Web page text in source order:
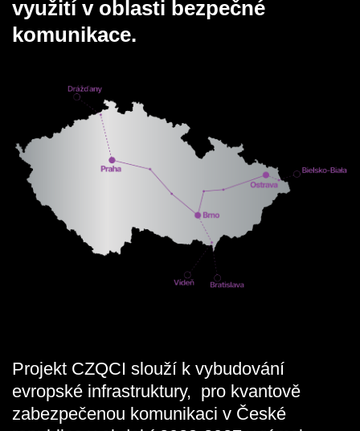
využití v oblasti bezpečné
komunikace.
Projekt CZQCI slouží k vybudování
evropské infrastruktury, pro kvantově
zabezpečenou komunikaci v České